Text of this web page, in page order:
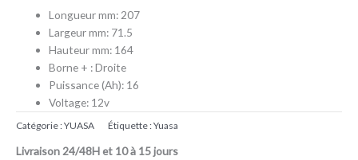
Longueur mm: 207
Largeur mm: 71.5
Hauteur mm: 164
Borne + : Droite
Puissance (Ah): 16
Voltage: 12v
Catégorie :YUASA Étiquette :Yuasa
Livraison 24/48H et 10 à 15 jours